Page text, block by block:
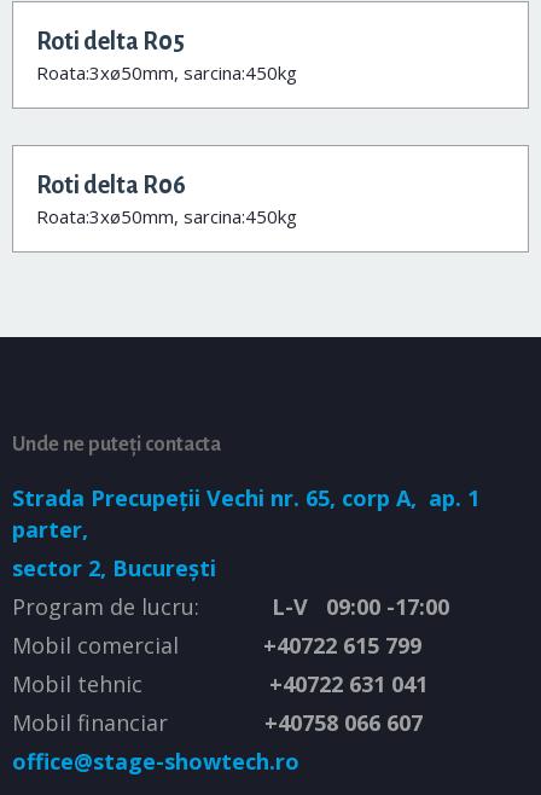
Roti delta R05
Roata:3xø50mm, sarcina:450kg
Roti delta R06
Roata:3xø50mm, sarcina:450kg
Unde ne puteți contacta
Strada Precupeții Vechi nr. 65, corp A, ap. 1
parter,
sector 2, București
Program de lucru: L-V 09:00 -17:00
Mobil comercial +40722 615 799
Mobil tehnic +40722 631 041
Mobil financiar +40758 066 607
office@stage-showtech.ro